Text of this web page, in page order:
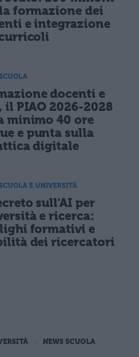
formazione dei
e integrazione
docenti e
il PIAO 2026-2028
minimo 40 ore
e punta sulla
digitale
E UNIVERSITÀ
sull'AI per
e ricerca:
formativi e
dei ricercatori
NEWS SCUOLA